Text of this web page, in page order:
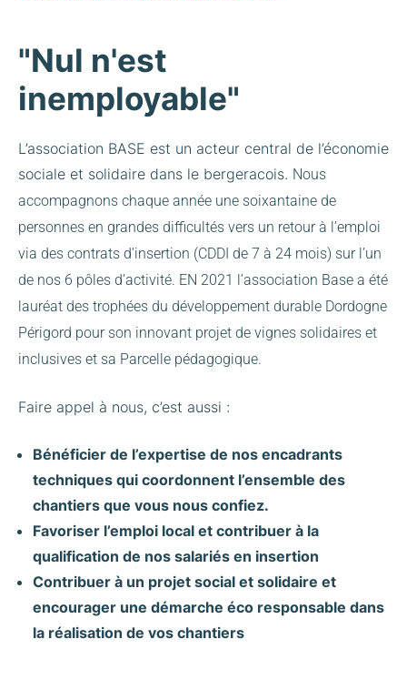
"Nul n'est
inemployable"
L’association BASE est un acteur central de l’économie
sociale et solidaire dans le bergeracois. Nous
accompagnons chaque année une soixantaine de
personnes en grandes difficultés vers un retour à l’emploi
via des contrats d’insertion (CDDI de 7 à 24 mois) sur l’un
de nos 6 pôles d’activité. EN 2021 l’association Base a été
lauréat des trophées du développement durable Dordogne
Périgord pour son innovant projet de vignes solidaires et
inclusives et sa Parcelle pédagogique.
Faire appel à nous, c’est aussi :
Bénéficier de l’expertise de nos encadrants
techniques qui coordonnent l’ensemble des
chantiers que vous nous confiez.
Favoriser l’emploi local et contribuer à la
qualification de nos salariés en insertion
Contribuer à un projet social et solidaire et
encourager une démarche éco responsable dans
la réalisation de vos chantiers